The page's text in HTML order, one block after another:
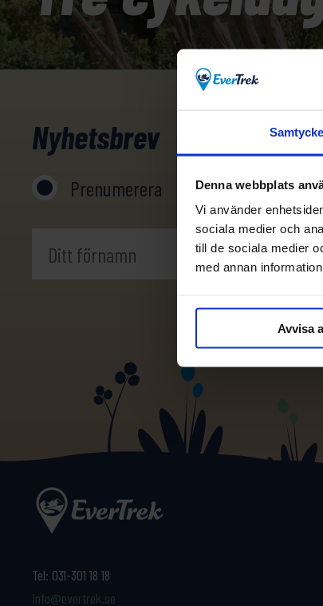
Samtycke
Denna webbplats
Vi använder
sociala medier och
till de sociala medier
med annan
Avvisa
Nyhetsbrev
Prenumerera
Tel: 031-301 18 18
info@evertrek.se